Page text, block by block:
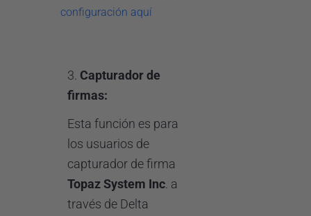
configuración aquí
3. Capturador de
firmas:
Esta función es para
los usuarios de
capturador de firma
Topaz System Inc. a
través de Delta